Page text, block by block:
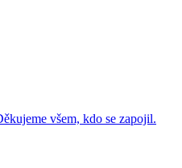
všem, kdo se zapojil.